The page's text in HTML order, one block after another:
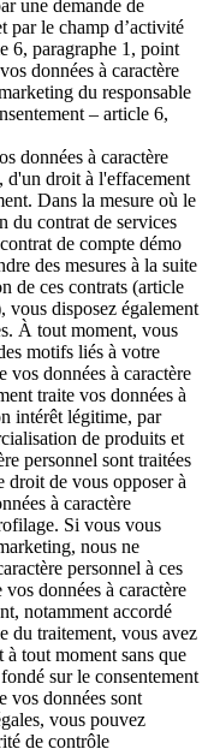
une demande de
par le champ d’activité
6, paragraphe 1, point
données à caractère
du responsable
– article 6,
données à caractère
d'un droit à l'effacement
Dans la mesure où le
du contrat de services
de compte démo
des mesures à la suite
de ces contrats (article
disposez également
À tout moment, vous
motifs liés à votre
données à caractère
traite vos données à
intérêt légitime, par
de produits et
personnel sont traitées
droit de vous opposer à
à caractère
Si vous vous
nous ne
personnel à ces
données à caractère
notamment accordé
du traitement, vous avez
tout moment sans que
sur le consentement
vos données sont
vous pouvez
de contrôle